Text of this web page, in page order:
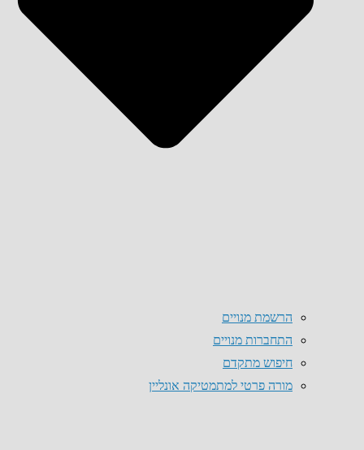
הרשמת מנויים
התחברות מנויים
חיפוש מתקדם
מורה פרטי למתמטיקה אונליין